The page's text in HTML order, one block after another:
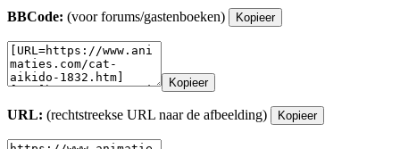
BBCode: (voor forums/gastenboeken) Kopieer
Kopieer
URL: (rechtstreekse URL naar de afbeelding) Kopieer